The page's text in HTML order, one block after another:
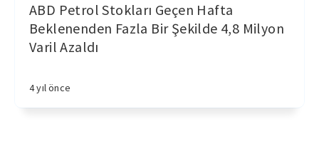
ABD Petrol Stokları Geçen Hafta
Beklenenden Fazla Bir Şekilde 4,8 Milyon
Varil Azaldı
4 yıl önce